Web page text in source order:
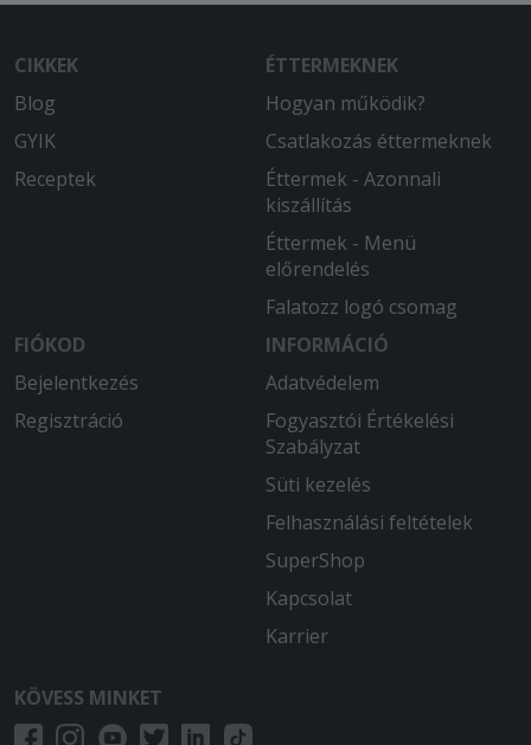
CIKKEK
Blog
GYIK
Receptek
ÉTTERMEKNEK
Hogyan működik?
Csatlakozás éttermeknek
Éttermek - Azonnali
kiszállítás
Éttermek - Menü
előrendelés
Falatozz logó csomag
FIÓKOD
Bejelentkezés
Regisztráció
INFORMÁCIÓ
Adatvédelem
Fogyasztói Értékelési
Szabályzat
Süti kezelés
Felhasználási feltételek
SuperShop
Kapcsolat
Karrier
KÖVESS MINKET